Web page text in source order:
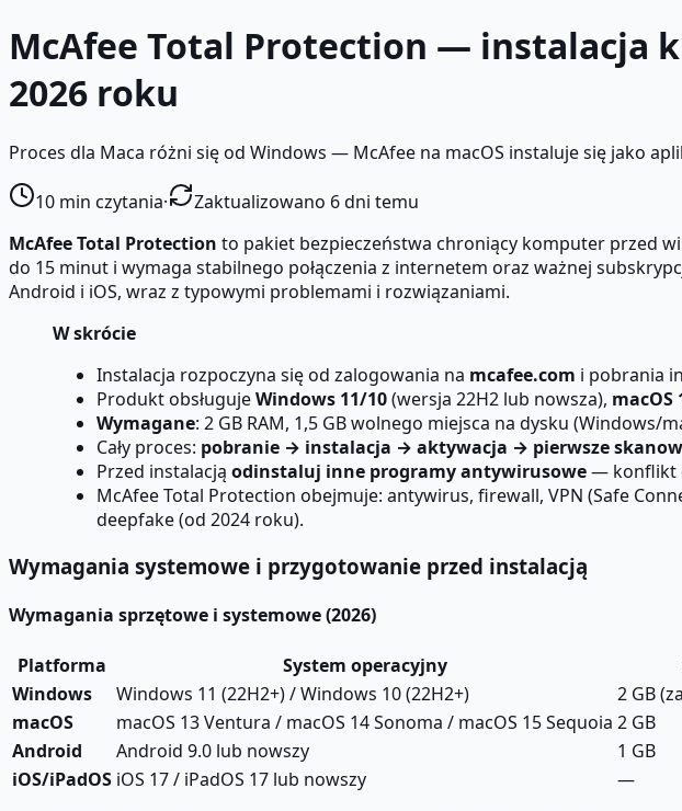
McAfee Total Protection — instalacja
2026 roku
Proces dla Maca różni się od Windows — McAfee na macOS instaluje się jako
10 min czytania·
Zaktualizowano 6 dni temu
McAfee Total Protection to pakiet bezpieczeństwa chroniący komputer przed
do 15 minut i wymaga stabilnego połączenia z internetem oraz ważnej
Android i iOS, wraz z typowymi problemami i rozwiązaniami.
W skrócie
Instalacja rozpoczyna się od zalogowania na mcafee.com i pobrania
Produkt obsługujeWindows 11/10(wersja 22H2 lub nowsza), macOS
Wymagane: 2 GB RAM, 1,5 GB wolnego miejsca na dysku (Windows/
Cały proces: pobranie → instalacja → aktywacja → pierwsze
Przed instalacją odinstaluj inne programy antywirusowe— konflikt
McAfee Total Protection obejmuje: antywirus, firewall, VPN (Safe
deepfake (od 2024 roku).
Wymagania systemowe i przygotowanie przed instalacją
Wymagania sprzętowe i systemowe (2026)
Platforma System operacyjny
Windows
Windows 11 (22H2+) / Windows 10 (22H2+) 2 GB
macOS
macOS 13 Ventura / macOS 14 Sonoma / macOS 15 Sequoia 2 GB
Android
Android 9.0 lub nowszy 1 GB
iOS/iPadOS iOS 17 / iPadOS 17 lub nowszy —